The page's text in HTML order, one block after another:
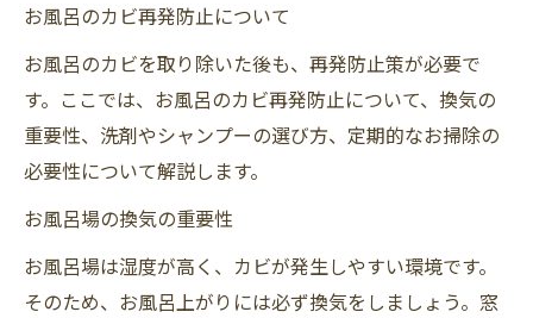
お風呂のカビ再発防止について
お風呂のカビを取り除いた後も、再発防止策が必要で
す。ここでは、お風呂のカビ再発防止について、換気の
重要性、洗剤やシャンプーの選び方、定期的なお掃除の
必要性について解説します。
お風呂場の換気の重要性
お風呂場は湿度が高く、カビが発生しやすい環境です。
そのため、お風呂上がりには必ず換気をしましょう。窓